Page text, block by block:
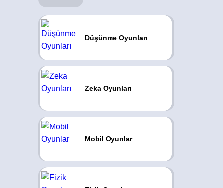
Düşünme Oyunları
Zeka Oyunları
Mobil Oyunlar